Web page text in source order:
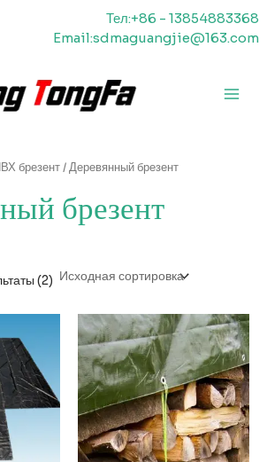
Тел:+86 - 13854883368
Email:sdmaguangjie@163.com
брезент/ Деревянный брезент
брезент
(2)